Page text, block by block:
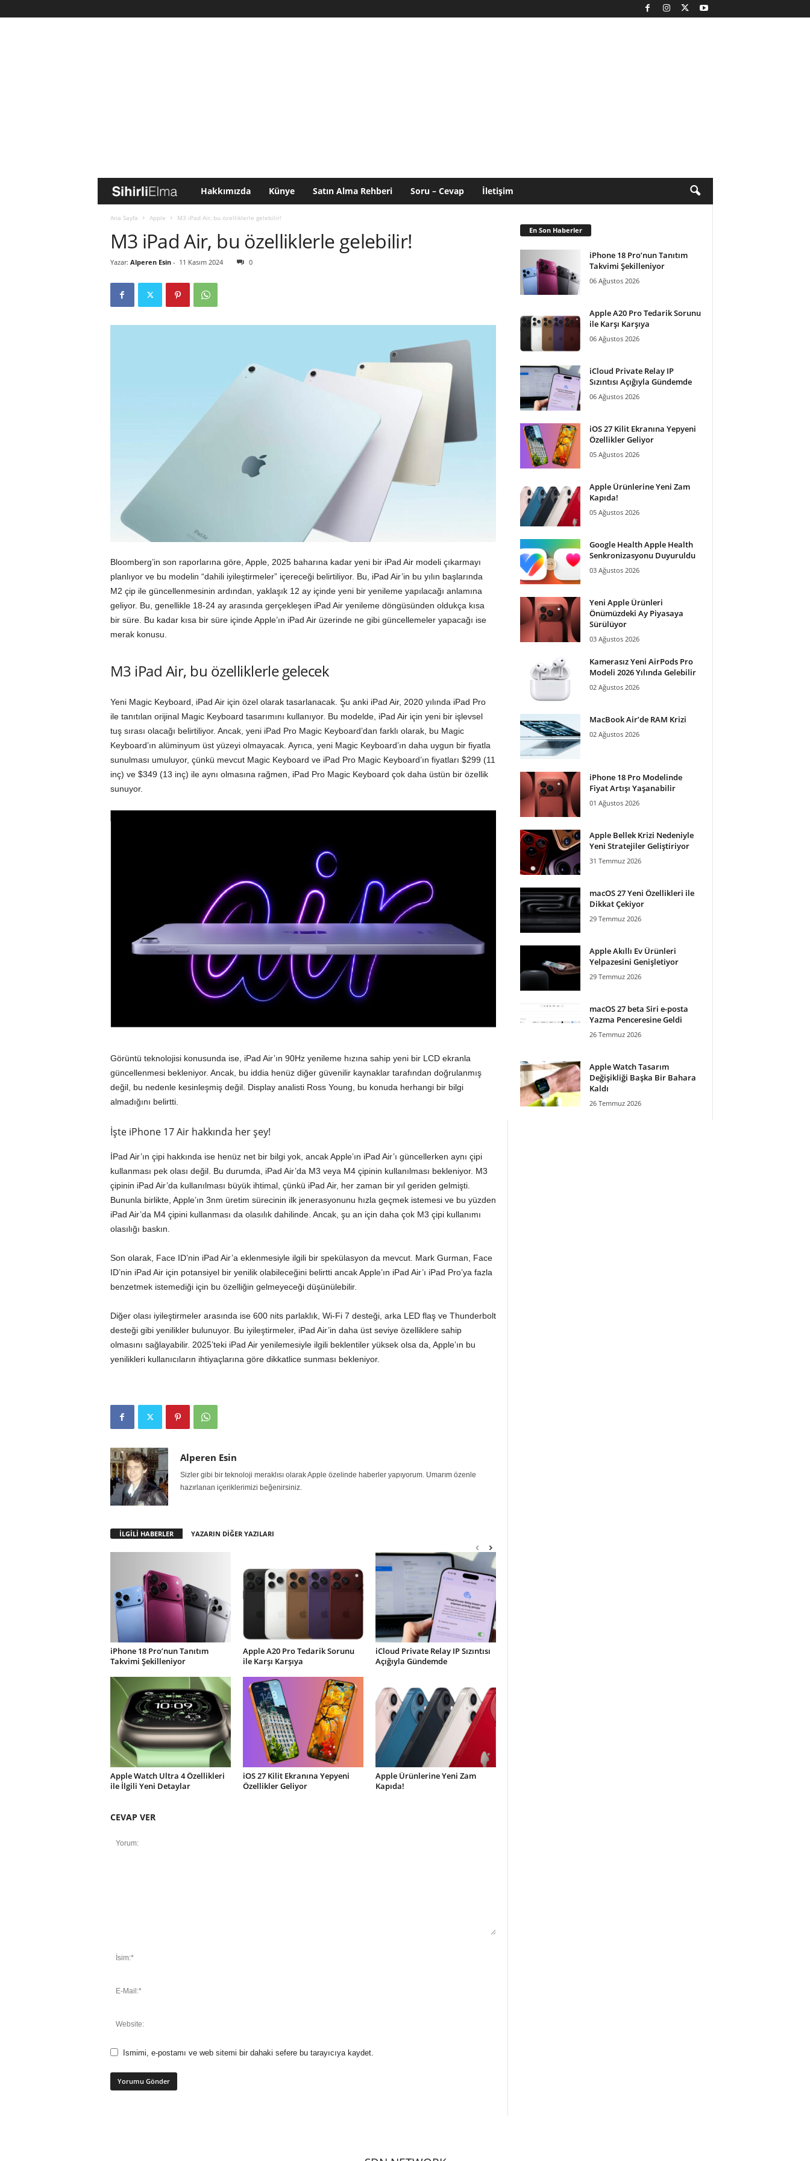
i
h
l
m
Hakkımızda Künye Satın Alma Rehberi Soru – Cevap İletişim
Ana Sayfa Apple M3 iPad Air, bu özelliklerle gelebilir!
M3 iPad Air, bu özelliklerle gelebilir!
Yazar: Alperen Esin- 11 Kasım 2024 0
Bloomberg’in son raporlarına göre, Apple, 2025 baharına kadar yeni bir iPad Air modeli çıkarmayı
planlıyor ve bu modelin “dahili iyileştirmeler” içereceği belirtiliyor. Bu, iPad Air’in bu yılın başlarında
M2 çip ile güncellenmesinin ardından, yaklaşık 12 ay içinde yeni bir yenileme yapılacağı anlamına
geliyor. Bu, genellikle 18-24 ay arasında gerçekleşen iPad Air yenileme döngüsünden oldukça kısa
bir süre. Bu kadar kısa bir süre içinde Apple’ın iPad Air üzerinde ne gibi güncellemeler yapacağı ise
merak konusu.
M3 iPad Air, bu özelliklerle gelecek
Yeni Magic Keyboard, iPad Air için özel olarak tasarlanacak. Şu anki iPad Air, 2020 yılında iPad Pro
ile tanıtılan orijinal Magic Keyboard tasarımını kullanıyor. Bu modelde, iPad Air için yeni bir işlevsel
tuş sırası olacağı belirtiliyor. Ancak, yeni iPad Pro Magic Keyboard’dan farklı olarak, bu Magic
Keyboard’ın alüminyum üst yüzeyi olmayacak. Ayrıca, yeni Magic Keyboard’ın daha uygun bir fiyatla
sunulması umuluyor, çünkü mevcut Magic Keyboard ve iPad Pro Magic Keyboard’ın fiyatları $299 (11
inç) ve $349 (13 inç) ile aynı olmasına rağmen, iPad Pro Magic Keyboard çok daha üstün bir özellik
sunuyor.
Görüntü teknolojisi konusunda ise, iPad Air’ın 90Hz yenileme hızına sahip yeni bir LCD ekranla
güncellenmesi bekleniyor. Ancak, bu iddia henüz diğer güvenilir kaynaklar tarafından doğrulanmış
değil, bu nedenle kesinleşmiş değil. Display analisti Ross Young, bu konuda herhangi bir bilgi
almadığını belirtti.
İşte iPhone 17 Air hakkında her şey!
İPad Air’ın çipi hakkında ise henüz net bir bilgi yok, ancak Apple’ın iPad Air’ı güncellerken aynı çipi
kullanması pek olası değil. Bu durumda, iPad Air’da M3 veya M4 çipinin kullanılması bekleniyor. M3
çipinin iPad Air’da kullanılması büyük ihtimal, çünkü iPad Air, her zaman bir yıl geriden gelmişti.
Bununla birlikte, Apple’ın 3nm üretim sürecinin ilk jenerasyonunu hızla geçmek istemesi ve bu yüzden
iPad Air’da M4 çipini kullanması da olasılık dahilinde. Ancak, şu an için daha çok M3 çipi kullanımı
olasılığı baskın.
Son olarak, Face ID’nin iPad Air’a eklenmesiyle ilgili bir spekülasyon da mevcut. Mark Gurman, Face
ID’nin iPad Air için potansiyel bir yenilik olabileceğini belirtti ancak Apple’ın iPad Air’ı iPad Pro’ya fazla
benzetmek istemediği için bu özelliğin gelmeyeceği düşünülebilir.
Diğer olası iyileştirmeler arasında ise 600 nits parlaklık, Wi-Fi 7 desteği, arka LED flaş ve Thunderbolt
desteği gibi yenilikler bulunuyor. Bu iyileştirmeler, iPad Air’in daha üst seviye özelliklere sahip
olmasını sağlayabilir. 2025’teki iPad Air yenilemesiyle ilgili beklentiler yüksek olsa da, Apple’ın bu
yenilikleri kullanıcıların ihtiyaçlarına göre dikkatlice sunması bekleniyor.
Alperen Esin
Sizler gibi bir teknoloji meraklısı olarak Apple özelinde haberler yapıyorum. Umarım özenle
hazırlanan içeriklerimizi beğenirsiniz.
İLGİLİ HABERLER YAZARIN DİĞER YAZILARI
iPhone 18 Pro’nun Tanıtım
Takvimi Şekilleniyor
Apple A20 Pro Tedarik Sorunu
ile Karşı Karşıya
iCloud Private Relay IP Sızıntısı
Açığıyla Gündemde
Apple Watch Ultra 4 Özellikleri
ile İlgili Yeni Detaylar
iOS 27 Kilit Ekranına Yepyeni
Özellikler Geliyor
Apple Ürünlerine Yeni Zam
Kapıda!
CEVAP VER
Ismimi, e-postamı ve web sitemi bir dahaki sefere bu tarayıcıya kaydet.
En Son Haberler
iPhone 18 Pro’nun Tanıtım
Takvimi Şekilleniyor
06 Ağustos 2026
Apple A20 Pro Tedarik Sorunu
ile Karşı Karşıya
06 Ağustos 2026
iCloud Private Relay IP
Sızıntısı Açığıyla Gündemde
06 Ağustos 2026
iOS 27 Kilit Ekranına Yepyeni
Özellikler Geliyor
05 Ağustos 2026
Apple Ürünlerine Yeni Zam
Kapıda!
05 Ağustos 2026
Google Health Apple Health
Senkronizasyonu Duyuruldu
03 Ağustos 2026
Yeni Apple Ürünleri
Önümüzdeki Ay Piyasaya
Sürülüyor
03 Ağustos 2026
Kamerasız Yeni AirPods Pro
Modeli 2026 Yılında Gelebilir
02 Ağustos 2026
MacBook Air’de RAM Krizi
02 Ağustos 2026
iPhone 18 Pro Modelinde
Fiyat Artışı Yaşanabilir
01 Ağustos 2026
Apple Bellek Krizi Nedeniyle
Yeni Stratejiler Geliştiriyor
31 Temmuz 2026
macOS 27 Yeni Özellikleri ile
Dikkat Çekiyor
29 Temmuz 2026
Apple Akıllı Ev Ürünleri
Yelpazesini Genişletiyor
29 Temmuz 2026
macOS 27 beta Siri e-posta
Yazma Penceresine Geldi
26 Temmuz 2026
Apple Watch Tasarım
Değişikliği Başka Bir Bahara
Kaldı
26 Temmuz 2026